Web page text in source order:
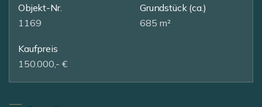
Objekt-Nr.
1169
Grundstück(ca.)
685 m²
Kaufpreis
150.000,- €